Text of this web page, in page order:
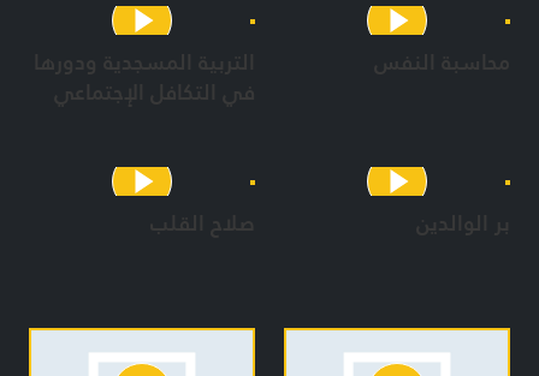
محاسبة النفس التربية المسجدية ودورها
في التكافل الإجتماعي
بر الوالدين صلاح القلب